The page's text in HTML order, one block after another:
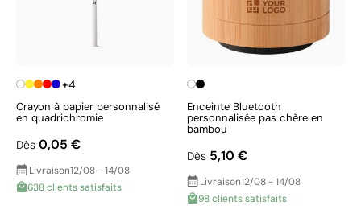
+4
Crayon à papier personnalisé
en quadrichromie
Dès 0,05 €
Livraison12/08 - 14/08
638 clients satisfaits
Enceinte Bluetooth
personnalisée pas chère en
bambou
Dès 5,10 €
Livraison12/08 - 14/08
98 clients satisfaits